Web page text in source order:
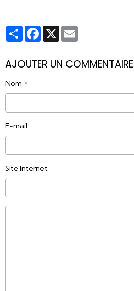
PartagerFacebook
X
AJOUTER UN COMMENTAIRE
Nom
E-mail
Site Internet